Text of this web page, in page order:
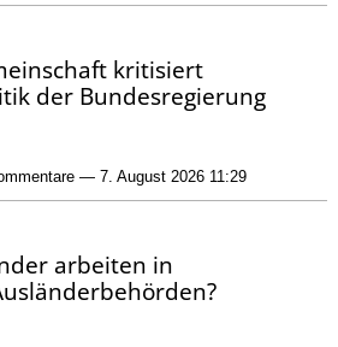
kritisiert
der Bundesregierung
— 7. August 2026 11:29
arbeiten in